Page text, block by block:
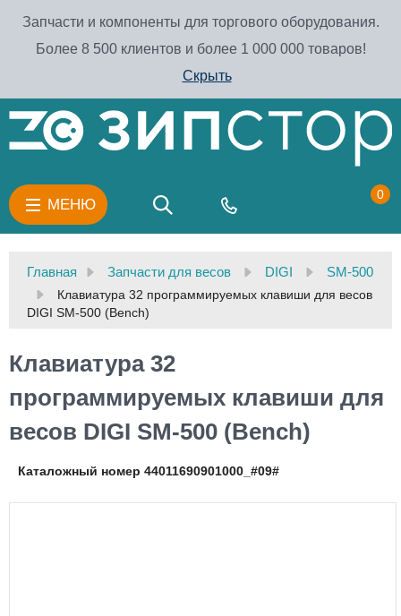
Запчасти и компоненты для торгового оборудования.
Более 8 500 клиентов и более 1 000 000 товаров!
Скрыть
МЕНЮ
0
Главная Запчасти для весов DIGI SM-500
Клавиатура 32 программируемых клавиши для весов
DIGI SM-500 (Bench)
Клавиатура 32
программируемых клавиши для
весов DIGI SM-500 (Bench)
Каталожный номер 44011690901000_#09#